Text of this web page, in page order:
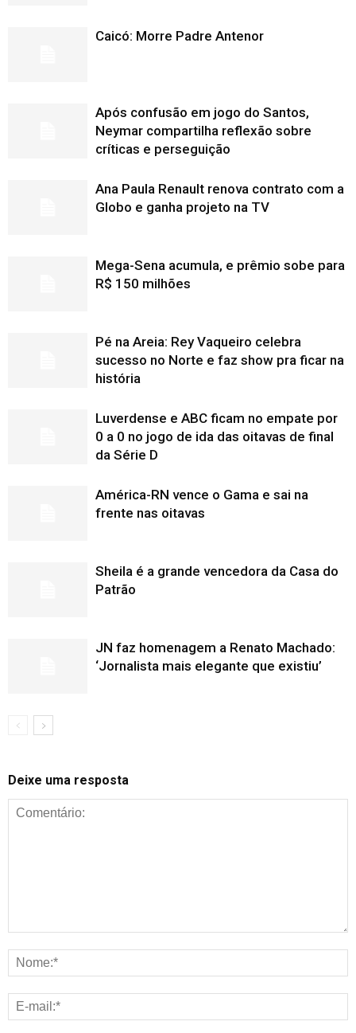
Caicó: Morre Padre Antenor
Após confusão em jogo do Santos,
Neymar compartilha reflexão sobre
críticas e perseguição
Ana Paula Renault renova contrato com a
Globo e ganha projeto na TV
Mega-Sena acumula, e prêmio sobe para
R$ 150 milhões
Pé na Areia: Rey Vaqueiro celebra
sucesso no Norte e faz show pra ficar na
história
Luverdense e ABC ficam no empate por
0 a 0 no jogo de ida das oitavas de final
da Série D
América-RN vence o Gama e sai na
frente nas oitavas
Sheila é a grande vencedora da Casa do
Patrão
JN faz homenagem a Renato Machado:
‘Jornalista mais elegante que existiu’
Deixe uma resposta